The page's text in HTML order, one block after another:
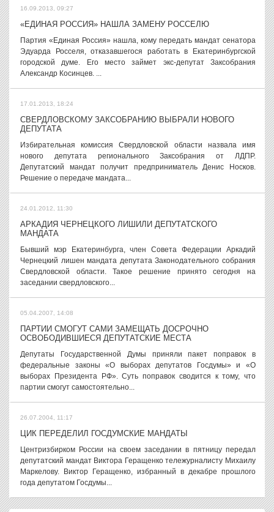
16.09.2013, 09:27
«ЕДИНАЯ РОССИЯ» НАШЛА ЗАМЕНУ РОССЕЛЮ
Партия «Единая Россия» нашла, кому передать мандат сенатора
Эдуарда Росселя, отказавшегося работать в Екатеринбургской
городской думе. Его место займет экс-депутат Заксобрания
Александр Косинцев. ...
17.01.2013, 18:24
СВЕРДЛОВСКОМУ ЗАКСОБРАНИЮ ВЫБРАЛИ НОВОГО
ДЕПУТАТА
Избирательная комиссия Свердловской области назвала имя
нового депутата регионального Заксобрания от ЛДПР.
Депутатский мандат получит предприниматель Денис Носков.
Решение о передаче мандата...
24.01.2012, 11:30
АРКАДИЯ ЧЕРНЕЦКОГО ЛИШИЛИ ДЕПУТАТСКОГО
МАНДАТА
Бывший мэр Екатеринбурга, член Совета Федерации Аркадий
Чернецкий лишен мандата депутата Законодательного собрания
Свердловской области. Такое решение принято сегодня на
заседании свердловского...
05.04.2007, 14:08
ПАРТИИ СМОГУТ САМИ ЗАМЕЩАТЬ ДОСРОЧНО
ОСВОБОДИВШИЕСЯ ДЕПУТАТСКИЕ МЕСТА
Депутаты Государственной Думы приняли пакет поправок в
федеральные законы «О выборах депутатов Госдумы» и «О
выборах Президента РФ». Суть поправок сводится к тому, что
партии смогут самостоятельно...
26.07.2004, 11:17
ЦИК ПЕРЕДЕЛИЛ ГОСДУМСКИЕ МАНДАТЫ
Центризбирком России на своем заседании в пятницу передал
депутатский мандат Виктора Геращенко тележурналисту Михаилу
Маркелову. Виктор Геращенко, избранный в декабре прошлого
года депутатом Госдумы...